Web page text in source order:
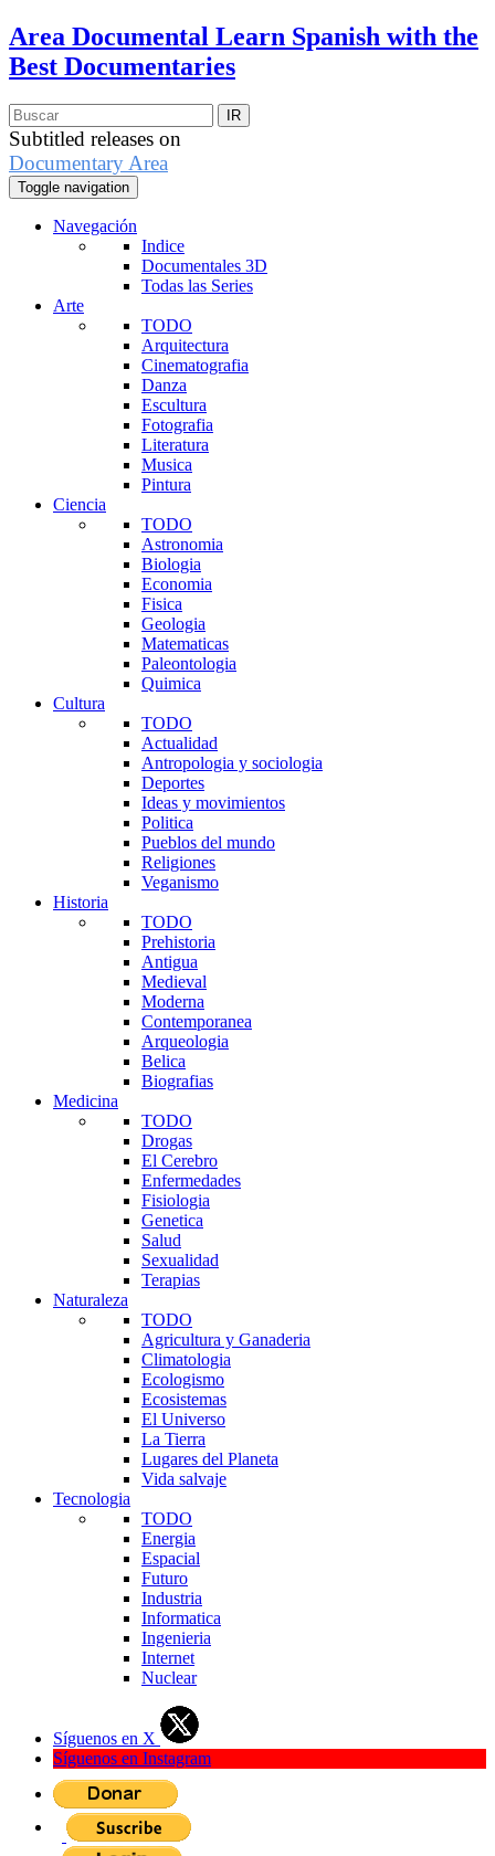
Area Documental Learn Spanish with the
Best Documentaries
Subtitled releases on
Documentary Area
Toggle navigation
Navegación
Indice
Documentales 3D
Todas las Series
Arte
TODO
Arquitectura
Cinematografia
Danza
Escultura
Fotografia
Literatura
Musica
Pintura
Ciencia
TODO
Astronomia
Biologia
Economia
Fisica
Geologia
Matematicas
Paleontologia
Quimica
Cultura
TODO
Actualidad
Antropologia y sociologia
Deportes
Ideas y movimientos
Politica
Pueblos del mundo
Religiones
Veganismo
Historia
TODO
Prehistoria
Antigua
Medieval
Moderna
Contemporanea
Arqueologia
Belica
Biografias
Medicina
TODO
Drogas
El Cerebro
Enfermedades
Fisiologia
Genetica
Salud
Sexualidad
Terapias
Naturaleza
TODO
Agricultura y Ganaderia
Climatologia
Ecologismo
Ecosistemas
El Universo
La Tierra
Lugares del Planeta
Vida salvaje
Tecnologia
TODO
Energia
Espacial
Futuro
Industria
Informatica
Ingenieria
Internet
Nuclear
Síguenos en X
Síguenos en Instagram